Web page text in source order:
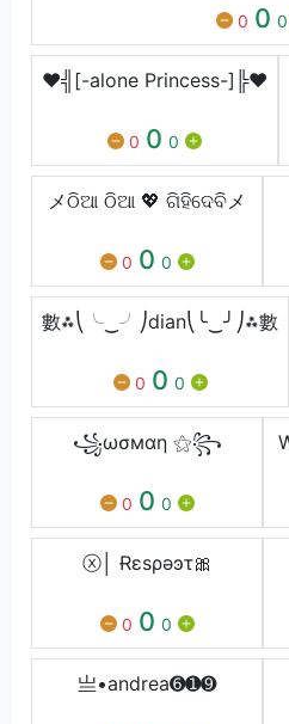
0 0 0
♥╣[-alone Princess-]╠♥
0 0 0
メଠିଆ ଠିଆ 💖 ଗିହିଦେବିメ
0 0 0
數⁂⎝╰‿╯⎠dian⎝╰‿╯⎠⁂數
0 0 0
꧁ωσмαη ⚝꧂
0 0 0
ⓧ│ Ɍεsρǝͽτ🎀
0 0 0
亗•andrea➏➊➒